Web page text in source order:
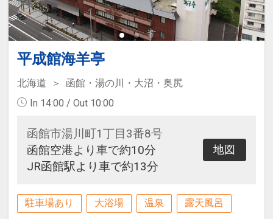
平成館海羊亭
北海道
函館・湯の川・大沼・奥尻
In 14:00 / Out 10:00
函館市湯川町1丁目3番8号
函館空港より車で約10分
JR函館駅より車で約13分
地図
駐車場あり 大浴場 温泉 露天風呂